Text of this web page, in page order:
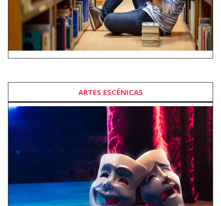
ARTES ESCÉNICAS